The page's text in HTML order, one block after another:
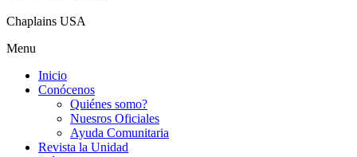
Chaplains USA
Menu
Inicio
Conócenos
Quiénes somo?
Nuesros Oficiales
Ayuda Comunitaria
Revista la Unidad